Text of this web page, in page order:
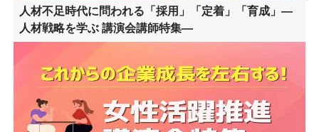
人材不足時代に問われる「採用」「定着」「育成」―
人材戦略を学ぶ 講演会講師特集―